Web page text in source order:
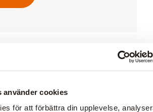
använder cookies
för att förbättra din upplevelse,